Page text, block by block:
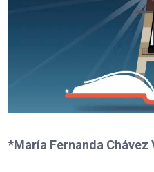
*María Fernanda Chávez